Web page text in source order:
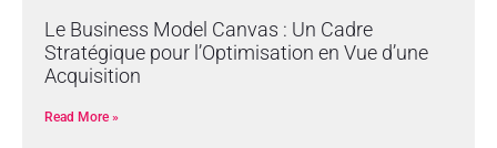
Le Business Model Canvas : Un Cadre
Stratégique pour l’Optimisation en Vue d’une
Acquisition
Read More »